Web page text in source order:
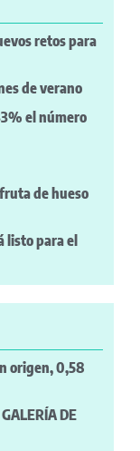
retos para
de verano
el número
de hueso
listo para el
origen, 0,58
DE